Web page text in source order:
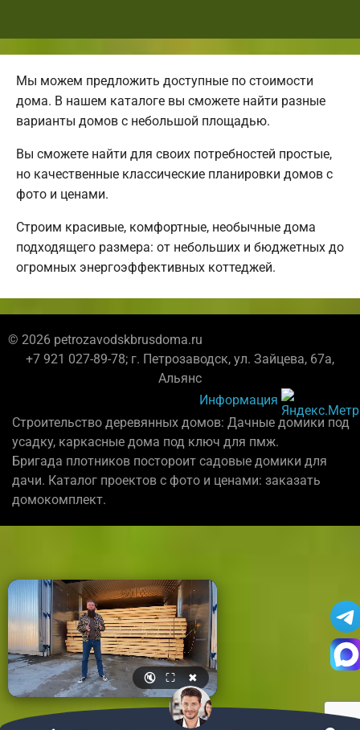
Мы можем предложить доступные по стоимости
дома. В нашем каталоге вы сможете найти разные
варианты домов с небольшой площадью.
Вы сможете найти для своих потребностей простые,
но качественные классические планировки домов с
фото и ценами.
Строим красивые, комфортные, необычные дома
подходящего размера: от небольших и бюджетных до
огромных энергоэффективных коттеджей.
© 2026 petrozavodskbrusdoma.ru
+7 921 027-89-78; г. Петрозаводск, ул. Зайцева, 67а,
Альянс
Информация
Строительство деревянных домов: Дачные домики под
усадку, каркасные дома под ключ для пмж.
Бригада плотников постороит садовые домики для
дачи. Каталог проектов с фото и ценами: заказать
домокомплект.
🔇 ⛶ ✖